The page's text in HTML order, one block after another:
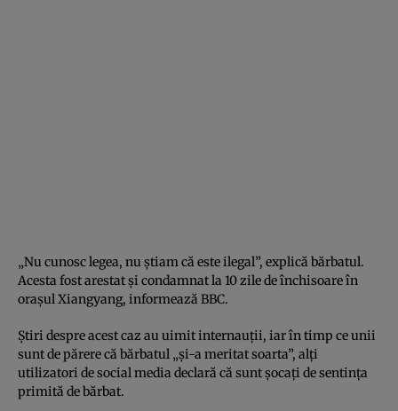
„Nu cunosc legea, nu ştiam că este ilegal”, explică bărbatul.
Acesta fost arestat şi condamnat la 10 zile de închisoare în
oraşul Xiangyang, informează BBC.
Ştiri despre acest caz au uimit internauţii, iar în timp ce unii
sunt de părere că bărbatul „şi-a meritat soarta”, alţi
utilizatori de social media declară că sunt şocaţi de sentinţa
primită de bărbat.